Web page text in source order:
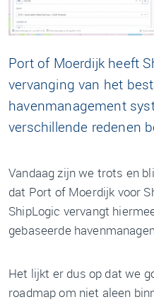
Port of Moerdijk heeft
vervanging van het
havenmanagement
verschillende redenen
Vandaag zijn we trots en
dat Port of Moerdijk voor
ShipLogic vervangt
gebaseerde
Het lijkt er dus op dat we
roadmap om niet aleen